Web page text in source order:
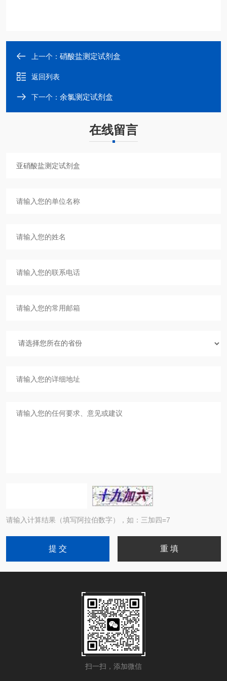
上一个： 硝酸盐测定试剂盒
返回列表
下一个： 余氯测定试剂盒
在线留言
请输入计算结果（填写阿拉伯数字），如：三加四=7
扫一扫，添加微信